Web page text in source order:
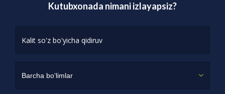
Kutubxonada nimani izlayapsiz?
Barcha bo‘limlar